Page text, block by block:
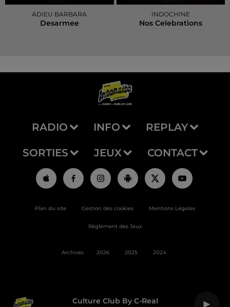
Culture Club By C-Real
ADIEU BARBARA
Desarmee
INDOCHINE
Nos Celebrations
RADIO INFO REPLAY
SORTIES JEUX CONTACT
Plan du site Gestion des cookies Mentions Légales
Règlement des Jeux
Archives 2026 2025 2024